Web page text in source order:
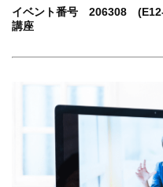
イベント番号 206308 (E12-
講座